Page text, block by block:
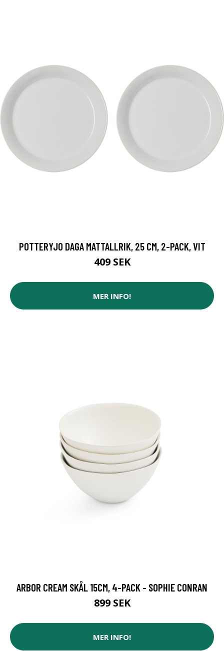
POTTERYJO DAGA MATTALLRIK, 25 CM, 2-PACK, VIT
409 SEK
MER INFO!
ARBOR CREAM SKÅL 15CM, 4-PACK - SOPHIE CONRAN
899 SEK
MER INFO!